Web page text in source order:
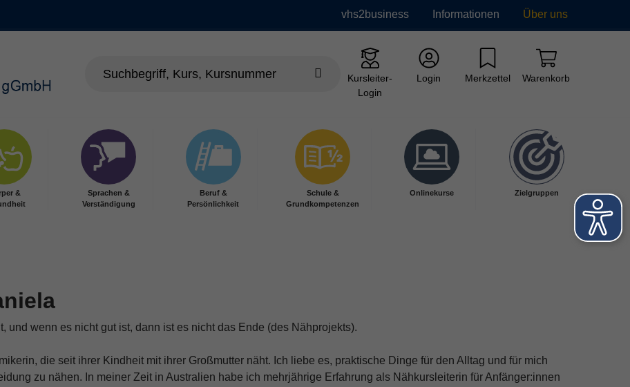
vhs2business Informationen Über uns
Kursleiter-
Login
Login Merkzettel Warenkorb
&
Sprachen &
Verständigung
Beruf &
Persönlichkeit
Schule &
Grundkompetenzen
Onlinekurse Zielgruppen
und wenn es nicht gut ist, dann ist es nicht das Ende (des Nähprojekts).
die seit ihrer Kindheit mit ihrer Großmutter näht. Ich liebe es, praktische Dinge für den Alltag und für mich
zu nähen. In meiner Zeit in Australien habe ich mehrjährige Erfahrung als Nähkursleiterin für Anfänger:innen